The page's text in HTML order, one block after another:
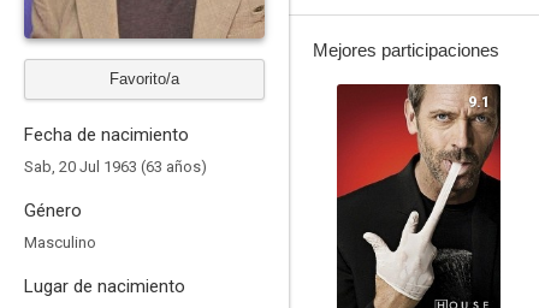
Favorito/a
Fecha de nacimiento
Sab, 20 Jul 1963 (63 años)
Género
Masculino
Lugar de nacimiento
Mejores participaciones
9.1